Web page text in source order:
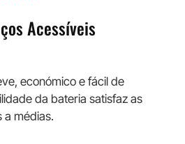
Acessíveis
económico e fácil de
da bateria satisfaz as
a médias.